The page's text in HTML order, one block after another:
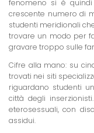
fenomeno si è
crescente numero di
studenti meridionali
trovare un modo per
gravare troppo sulle
Cifre alla mano: su
trovati nei siti
riguardano studenti
città degli
eterosessuali, con
assidui.